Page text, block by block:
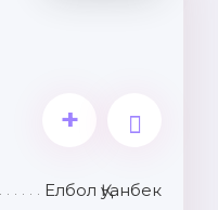
+
Елбол Қуанбек